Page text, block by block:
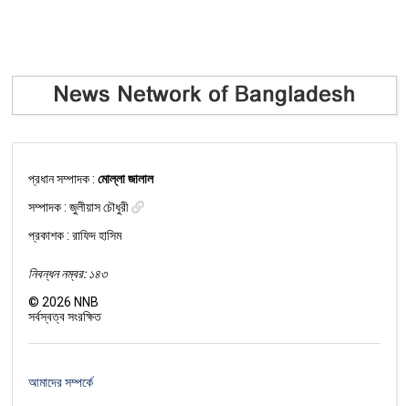
প্রধান সম্পাদক :মোল্লা জালাল
সম্পাদক :জুলীয়াস চৌধুরী
প্রকাশক : রাফিদ হাসিম
নিবন্ধন নম্বর: ১৪৩
©2026 NNB
সর্বস্বত্ব সংরক্ষিত
আমাদের সম্পর্কে